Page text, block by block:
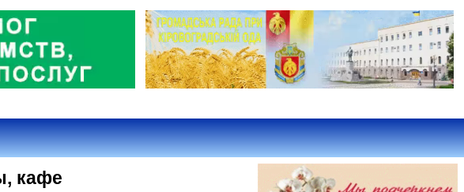
кафе